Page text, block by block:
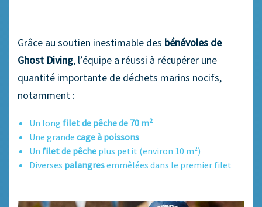
Grâce au soutien inestimable des bénévoles de
Ghost Diving, l’équipe a réussi à récupérer une
quantité importante de déchets marins nocifs,
notamment :
Un long filet de pêche de 70 m²
Une grande cage à poissons
Un filet de pêche plus petit (environ 10 m²)
Diverses palangresemmêlées dans le premier filet